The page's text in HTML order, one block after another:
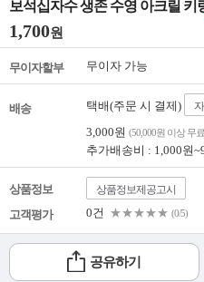
보석십자수 생존 수영 아크릴 키
1,700원
무이자할부 무이자 가능
배송 택배(주문 시 결제)
3,000원 (50,000원 이상 무
추가배송비 : 1,000원
상품정보 상품정보제공고시
고객평가 0건 ★★★★★ (0/5)
공유하기